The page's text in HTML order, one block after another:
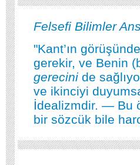
Felsefi Bilimler
"Kant’ın
gerekir, ve Benin
gerecini de
ve ikinciyi
İdealizmdir. — Bu
bir sözcük bile